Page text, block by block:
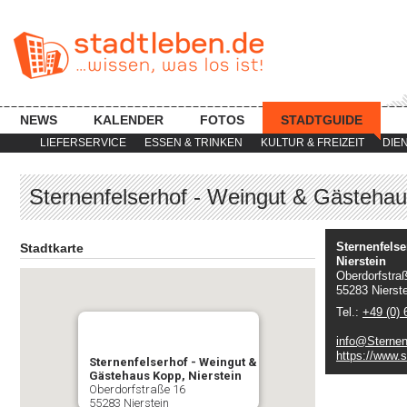
LIEFERSERVICE ESSEN & TRINKEN KULTUR & FREIZEIT
NEWS KALENDER FOTOS STADTGUIDE
Sternenfelserhof - Weingut &
Stadtkarte
Sternenfelserhof - Weingut &
Gästehaus Kopp, Nierstein
Oberdorfstraße 16
55283 Nierstein
Nierstein
55283
Tel.: +49 (0)
https://